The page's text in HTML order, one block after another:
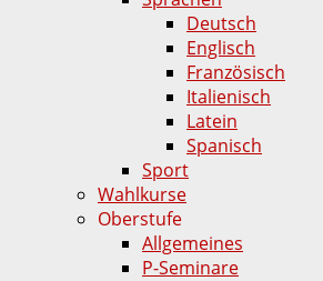
Deutsch
Englisch
Französisch
Italienisch
Latein
Spanisch
Sport
Wahlkurse
Oberstufe
Allgemeines
P-Seminare